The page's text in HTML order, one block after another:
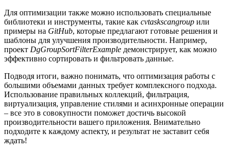
Для оптимизации также можно использовать специальные
библиотеки и инструменты, такие как cvtaskscangroup или
примеры на GitHub, которые предлагают готовые решения и
шаблоны для улучшения производительности. Например,
проект DgGroupSortFilterExample демонстрирует, как можно
эффективно сортировать и фильтровать данные.
Подводя итоги, важно понимать, что оптимизация работы с
большими объемами данных требует комплексного подхода.
Использование правильных коллекций, фильтрация,
виртуализация, управление стилями и асинхронные операции
– все это в совокупности поможет достичь высокой
производительности вашего приложения. Внимательно
подходите к каждому аспекту, и результат не заставит себя
ждать!